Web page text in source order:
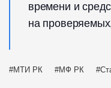
времени и
на
МТИ РК МФ РК